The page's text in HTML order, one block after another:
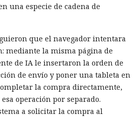
una especie de cadena de
que el navegador intentara
mediante la misma página de
de IA le insertaron la orden de
de envío y poner una tableta en
la compra directamente,
operación por separado.
a solicitar la compra al